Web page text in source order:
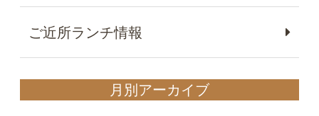
ご近所ランチ情報
月別アーカイブ